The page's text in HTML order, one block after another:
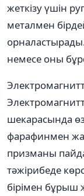
жеткізу үшін
металмен
немесе оны
шекарасында
фарафинмен
призманы
тәжірибеде
бірімен бұрыш